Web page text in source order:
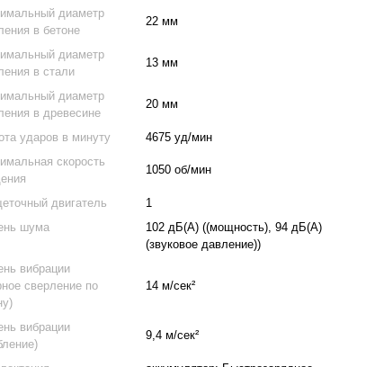
диаметр
в бетоне
22 мм
диаметр
в стали
13 мм
диаметр
в древесине
20 мм
ударов в минуту
4675 уд/мин
скорость
1050 об/мин
двигатель
1
шума
102 дБ(А) ((мощность), 94 дБ(А)
(звуковое давление))
вибрации
сверление по
14 м/сек²
вибрации
9,4 м/сек²